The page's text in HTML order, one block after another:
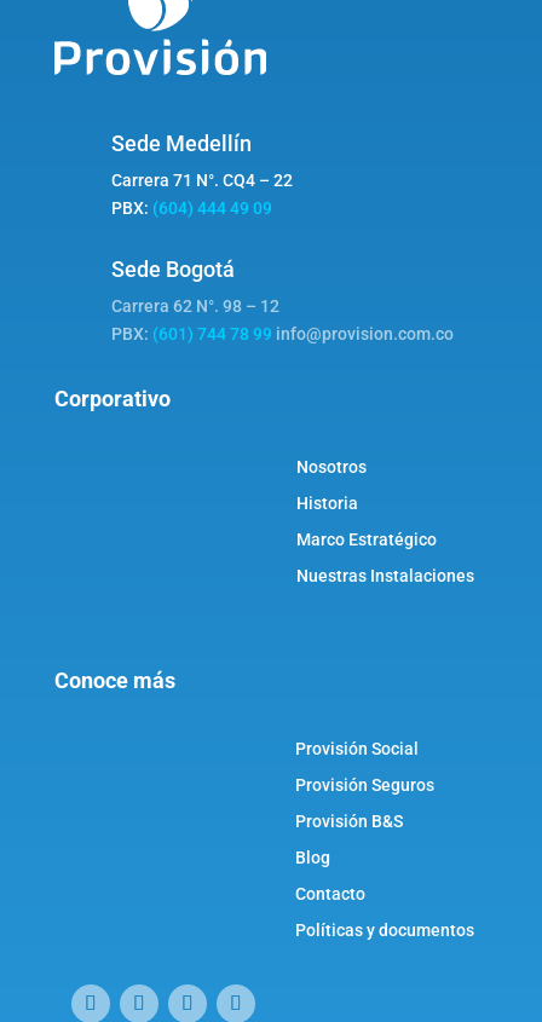
Sede Medellín
Carrera 71 N°. CQ4 – 22
PBX: (604) 444 49 09
Sede Bogotá
Carrera 62 N°. 98 – 12
PBX: (601) 744 78 99 info@provision.com.co
Corporativo
Nosotros
Historia
Marco Estratégico
Nuestras Instalaciones
Conoce más
Provisión Social
Provisión Seguros
Provisión B&S
Blog
Contacto
Políticas y documentos